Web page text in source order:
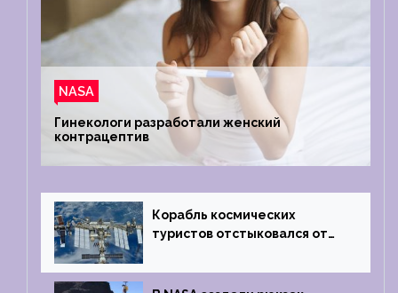
NASA
Гинекологи разработали женский
контрацептив
Корабль космических
туристов отстыковался от
на Землю